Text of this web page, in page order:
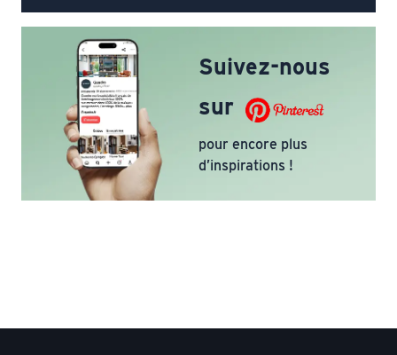
Suivez-nous
sur
pour encore plus
d’inspirations !